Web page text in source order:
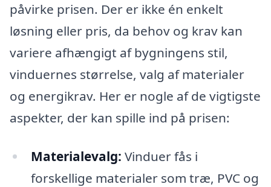
påvirke prisen. Der er ikke én enkelt
løsning eller pris, da behov og krav kan
variere afhængigt af bygningens stil,
vinduernes størrelse, valg af materialer
og energikrav. Her er nogle af de vigtigste
aspekter, der kan spille ind på prisen:
Materialevalg: Vinduer fås i
forskellige materialer som træ, PVC og